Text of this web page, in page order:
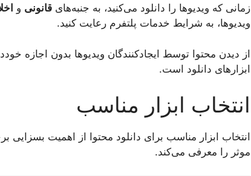
زمانی که ویدیوها را دانلود می‌کنید، به جنبه‌هایقانونی و
ویدیوها، به شرایط خدمات پلتفرم رعایت کنید.
از دیدن محتوا توسط ایجادکنندگان ویدیوها بدون اجازه
ابزارهای دانلود است.
انتخاب ابزار مناسب
انتخاب ابزار مناسب برای دانلود محتوا از اهمیت بسزایی
موثر را معرفی می‌کند.